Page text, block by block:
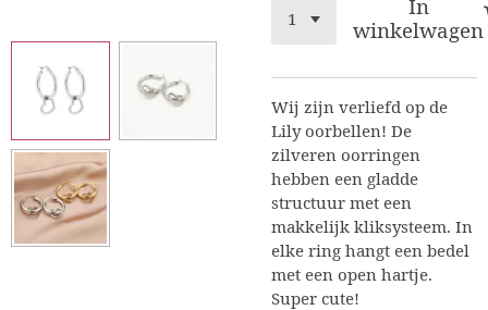
In
winkelwagen
Wij zijn verliefd op de
Lily oorbellen! De
zilveren oorringen
hebben een gladde
structuur met een
makkelijk kliksysteem. In
elke ring hangt een bedel
met een open hartje.
Super cute!